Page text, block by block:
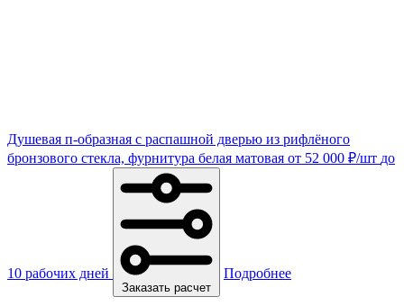
Душевая п-образная с распашной дверью из рифлёного
бронзового стекла, фурнитура белая матовая от 52 000 ₽/шт до
10 рабочих дней
Заказать расчет
Подробнее